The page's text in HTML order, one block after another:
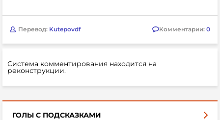
Перевод: Kutepovdf Комментарии: 0
Система комментирования находится на
реконструкции.
ГОЛЫ С ПОДСКАЗКАМИ